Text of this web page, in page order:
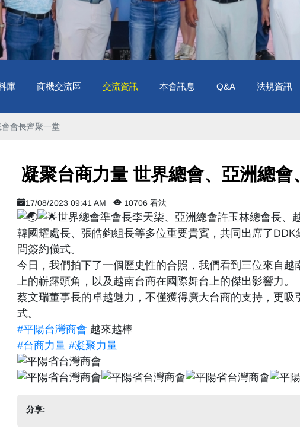
庫 商機交流區 交流資訊 本會訊息 Q&A 法規資訊
會長齊聚一堂
凝聚台商力量 世界總會、亞洲總會
17/08/2023 09:41 AM 10706 看法
世界總會準會長李天柒、亞洲總會許玉林總會長、
韓國耀處長、張皓鈞組長等多位重要貴賓，共同出席了
問簽約儀式。
今日，我們拍下了一個歷史性的合照，我們看到三位來自
上的嶄露頭角，以及越南台商在國際舞台上的傑出影響力。
蔡文瑞董事長的卓越魅力，不僅獲得廣大台商的支持，更
式。
#平陽台灣商會 越來越棒
#台商力量 #凝聚力量
分享: